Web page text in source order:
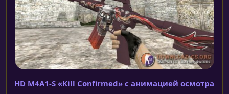
HD M4A1-S «Kill Confirmed» с анимацией осмотра